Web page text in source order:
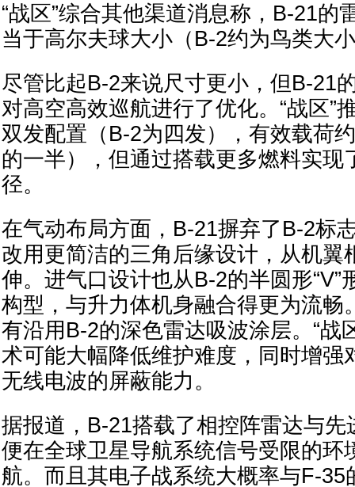
“战区”综合其他渠道消息称，B-21的
当于高尔夫球大小（B-2约为鸟类大
尽管比起B-2来说尺寸更小，但B-21
对高空高效巡航进行了优化。“战区”
双发配置（B-2为四发），有效载荷
的一半），但通过搭载更多燃料实现
径。
在气动布局方面，B-21摒弃了B-2标
改用更简洁的三角后缘设计，从机翼
伸。进气口设计也从B-2的半圆形“V”
构型，与升力体机身融合得更为流畅
有沿用B-2的深色雷达吸波涂层。“战
术可能大幅降低维护难度，同时增强
无线电波的屏蔽能力。
据报道，B-21搭载了相控阵雷达与先
便在全球卫星导航系统信号受限的环
航。而且其电子战系统大概率与F-35